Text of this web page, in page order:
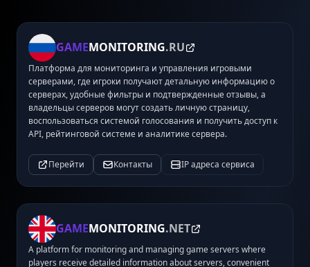
GAMEMONITORING.RU
Платформа для мониторинга и управления игровыми
серверами, где игроки получают детальную информацию о
серверах, удобные фильтры и подтвержденные отзывы, а
владельцы серверов могут создать личную страницу,
воспользоваться системой голосования и получить доступ к
API, рейтинговой системе и аналитике сервера.
Перейти Контакты IP адреса сервиса
GAMEMONITORING.NET
A platform for monitoring and managing game servers where
players receive detailed information about servers, convenient